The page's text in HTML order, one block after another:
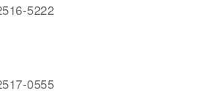
5222
0555